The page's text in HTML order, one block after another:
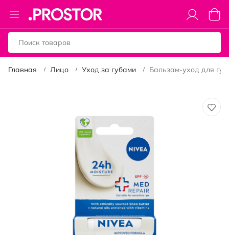
Toggle
Nav
Моя
Главная Лицо Уход за губами Бальзам-уход для губ